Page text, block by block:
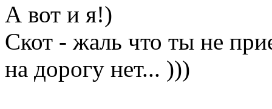
А вот и я!)
Скот - жаль что ты не
на дорогу нет... )))